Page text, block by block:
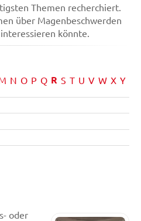
Themen recherchiert.
über Magenbeschwerden
könnte.
N O P Q R S T U V W X Y
oder